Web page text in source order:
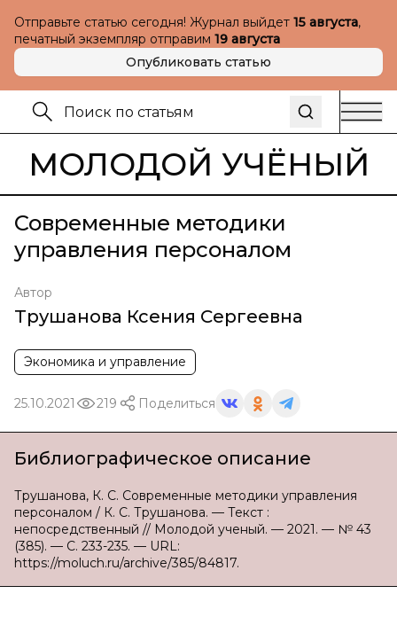
Отправьте статью сегодня! Журнал выйдет 15 августа,
печатный экземпляр отправим 19 августа
Опубликовать статью
МОЛОДОЙ УЧЁНЫЙ
Современные методики
управления персоналом
Автор
Трушанова Ксения Сергеевна
Экономика и управление
25.10.2021 219 Поделиться
Библиографическое описание
Трушанова, К. С. Современные методики управления
персоналом / К. С. Трушанова. — Текст :
непосредственный // Молодой ученый. — 2021. — № 43
(385). — С. 233-235. — URL:
https://moluch.ru/archive/385/84817.